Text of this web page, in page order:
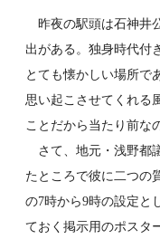
昨夜の駅頭は石神井
出がある。独身時代付
とても懐かしい場所で
思い起こさせてくれる
ことだから当たり前
さて、地元・浅野都
たところで彼に二つの
の7時から9時の設定と
ておく掲示用のポス